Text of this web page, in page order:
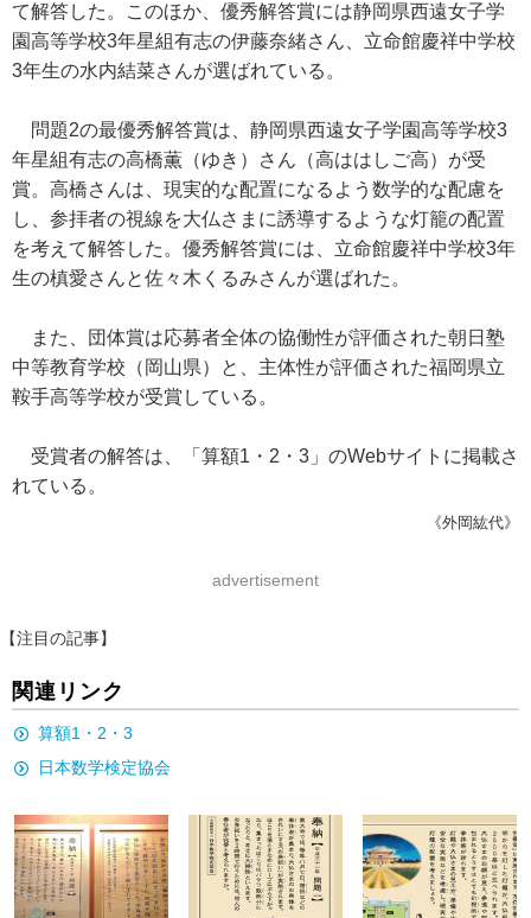
て解答した。このほか、優秀解答賞には静岡県西遠女子学
園高等学校3年星組有志の伊藤奈緒さん、立命館慶祥中学校
3年生の水内結菜さんが選ばれている。
問題2の最優秀解答賞は、静岡県西遠女子学園高等学校3
年星組有志の高橋薫（ゆき）さん（高ははしご高）が受
賞。高橋さんは、現実的な配置になるよう数学的な配慮を
し、参拝者の視線を大仏さまに誘導するような灯籠の配置
を考えて解答した。優秀解答賞には、立命館慶祥中学校3年
生の槙愛さんと佐々木くるみさんが選ばれた。
また、団体賞は応募者全体の協働性が評価された朝日塾
中等教育学校（岡山県）と、主体性が評価された福岡県立
鞍手高等学校が受賞している。
受賞者の解答は、「算額1・2・3」のWebサイトに掲載さ
れている。
《外岡紘代》
advertisement
【注目の記事】
関連リンク
算額1・2・3
日本数学検定協会